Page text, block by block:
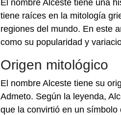
El nombre Alceste tiene una
tiene raíces en la mitología
regiones del mundo. En este
como su popularidad y
Origen mitológico
El nombre Alceste tiene su
Admeto. Según la leyenda,
que la convirtió en un